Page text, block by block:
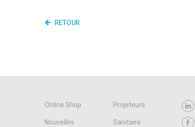
RETOUR
Online Shop Projeteurs
Nouvelles Sanitaire